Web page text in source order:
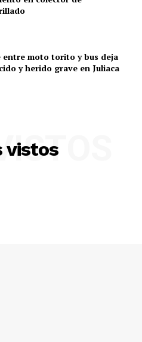
entre moto torito y bus deja
y herido grave en Juliaca
vistos